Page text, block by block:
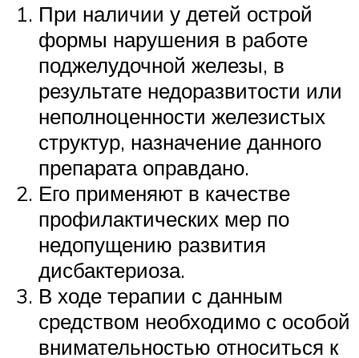
При наличии у детей острой
формы нарушения в работе
поджелудочной железы, в
результате недоразвитости или
неполноценности железистых
структур, назначение данного
препарата оправдано.
Его применяют в качестве
профилактических мер по
недопущению развития
дисбактериоза.
В ходе терапии с данным
средством необходимо с особой
внимательностью относиться к